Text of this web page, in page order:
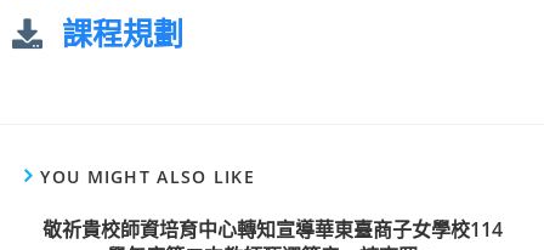
課程規劃
YOU MIGHT ALSO LIKE
敬祈貴校師資培育中心轉知宣導華東臺商子女學校114